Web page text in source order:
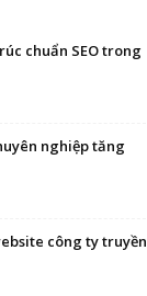
chuẩn SEO trong
nghiệp tăng
công ty truyền